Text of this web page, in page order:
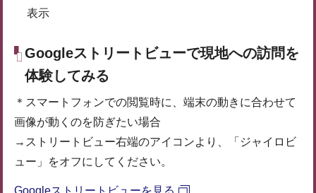
表示
Googleストリートビューで現地への訪問を
体験してみる
＊スマートフォンでの閲覧時に、端末の動きに合わせて
画像が動くのを防ぎたい場合
→ストリートビュー右端のアイコンより、「ジャイロビ
ュー」をオフにしてください。
Googleストリートビューを見る